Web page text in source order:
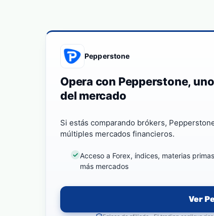
Pepperstone
Opera con Pepperstone,
del mercado
Si estás comparando brókers,
múltiples mercados financieros.
Acceso a Forex, índices, materias
más mercados
Ver